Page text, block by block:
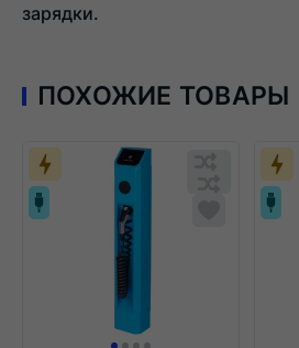
зарядки.
ПОХОЖИЕ ТОВАРЫ
Обновляю
список...
Обновляю
список...
Добавить
список